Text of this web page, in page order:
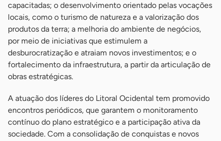
capacitadas; o desenvolvimento orientado pelas vocações
locais, como o turismo de natureza e a valorização dos
produtos da terra; a melhoria do ambiente de negócios,
por meio de iniciativas que estimulem a
desburocratização e atraiam novos investimentos; e o
fortalecimento da infraestrutura, a partir da articulação de
obras estratégicas.
A atuação dos líderes do Litoral Ocidental tem promovido
encontros periódicos, que garantem o monitoramento
contínuo do plano estratégico e a participação ativa da
sociedade. Com a consolidação de conquistas e novos